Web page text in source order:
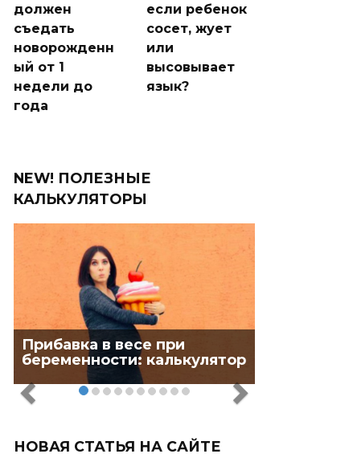
должен
съедать
новорожденн
ый от 1
недели до
года
если ребенок
сосет, жует
или
высовывает
язык?
NEW! ПОЛЕЗНЫЕ
КАЛЬКУЛЯТОРЫ
Прибавка в весе при
беременности: калькулятор
НОВАЯ СТАТЬЯ НА САЙТЕ